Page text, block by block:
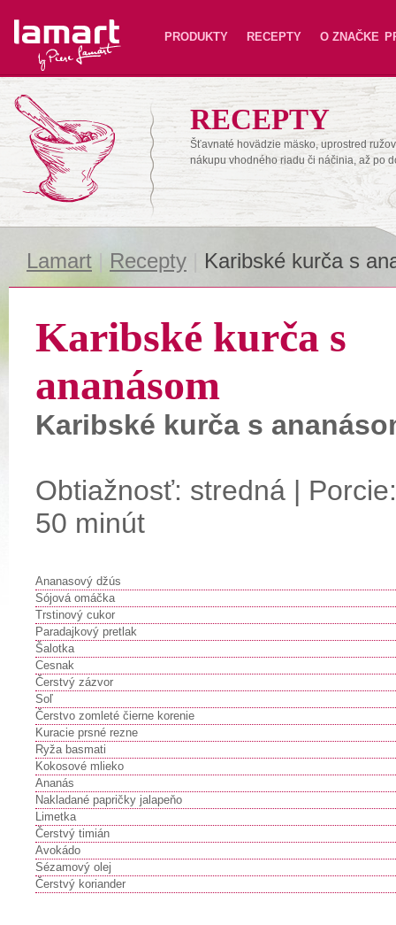
Lamart PRODUKTY RECEPTY O ZNAČKE
RECEPTY
Šťavnaté hovädzie mäsko, uprostred
nákupu vhodného riadu či náčinia, až po
Lamart Recepty Karibské kurča s
Karibské kurča s
ananásom
Karibské kurča s
Obtiažnosť: stredná |
50 minút
Ananasový džús
Sójová omáčka
Trstinový cukor
Paradajkový pretlak
Šalotka
Cesnak
Čerstvý zázvor
Soľ
Čerstvo zomleté čierne korenie
Kuracie prsné rezne
Ryža basmati
Kokosové mlieko
Ananás
Nakladané papričky jalapeňo
Limetka
Čerstvý timián
Avokádo
Sézamový olej
Čerstvý koriander